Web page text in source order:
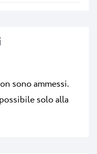
sono ammessi.
solo alla